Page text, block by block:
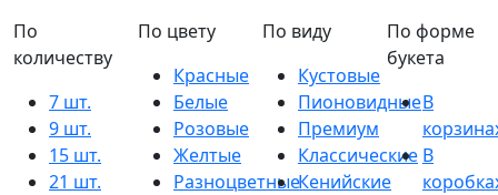
По
количеству
7 шт.
9 шт.
15 шт.
21 шт.
По цвету
Красные
Белые
Розовые
Желтые
Разноцветные
По виду
Кустовые
Пионовидные
Премиум
Классические
Кенийские
По форме
букета
В
В